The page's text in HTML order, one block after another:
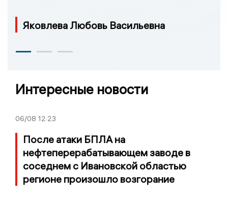
Яковлева Любовь Васильевна
Интересные новости
06/08 12:23
После атаки БПЛА на
нефтеперерабатывающем заводе в
соседнем с Ивановской областью
регионе произошло возгорание